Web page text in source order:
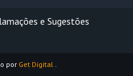
e Sugestões
por Get Digital